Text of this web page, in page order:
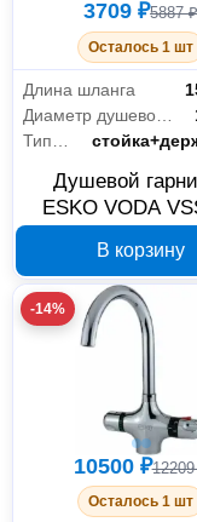
3709 ₽5887 ₽
Осталось 1 шт
Длина шланга
Душевой
ESKO VODA
В корзину
-14%
10500 ₽
Осталось 1 шт